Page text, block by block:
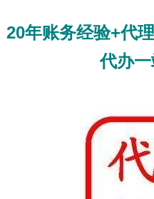
20年账务经验+代
代办